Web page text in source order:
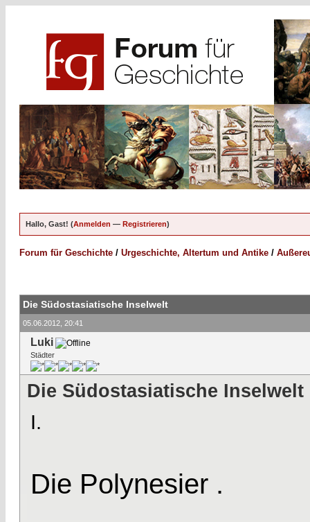
Hallo, Gast! (Anmelden — Registrieren)
Forum für Geschichte / Urgeschichte, Altertum und Antike /
Die Südostasiatische Inselwelt
05.06.2012, 20:41
Luki
Städter
Die Südostasiatische Inselwelt
I.
Die Polynesier .